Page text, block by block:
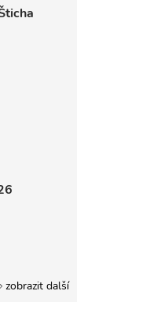
zobrazit další